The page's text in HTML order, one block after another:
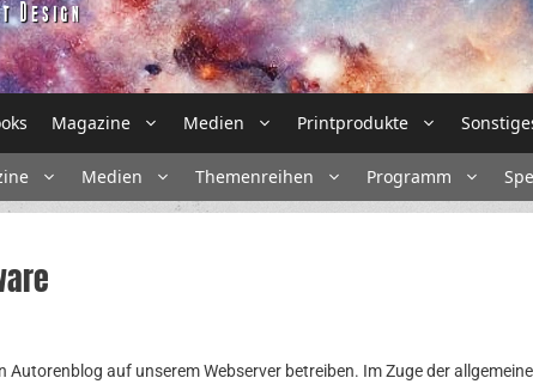
Magazine Medien Printprodukte
Medien Themenreihen Programm
Autorenblog auf unserem Webserver betreiben. Im Zuge der